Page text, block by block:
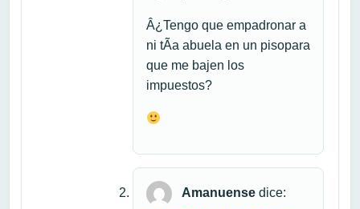
Â¿Tengo que empadronar a
ni tÃ­a abuela en un pisopara
que me bajen los
impuestos?
Amanuense dice: